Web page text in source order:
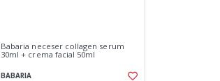
Babaria neceser collagen serum
30ml + crema facial 50ml
BABARIA